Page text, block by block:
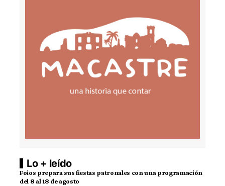
Lo + leído
Foios prepara sus fiestas patronales con una programación
del 8 al 18 de agosto